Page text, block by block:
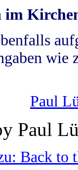
im
wie
Paul
Paul
Back to